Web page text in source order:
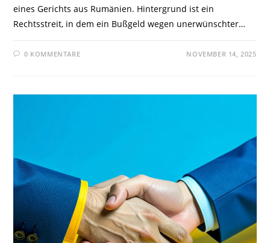
eines Gerichts aus Rumänien. Hintergrund ist ein
Rechtsstreit, in dem ein Bußgeld wegen unerwünschter…
0 KOMMENTARE NOVEMBER 14, 2025